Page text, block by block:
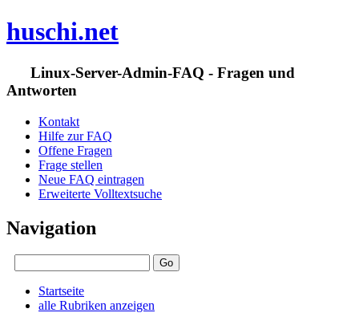
huschi.net
Linux-Server-Admin-FAQ - Fragen und
Antworten
Kontakt
Hilfe zur FAQ
Offene Fragen
Frage stellen
Neue FAQ eintragen
Erweiterte Volltextsuche
Navigation
Startseite
alle Rubriken anzeigen